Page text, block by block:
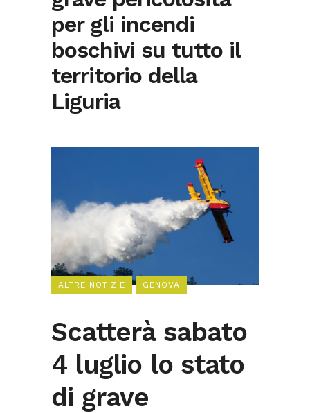
per gli incendi
boschivi su tutto il
territorio della
Liguria
ALTRE NOTIZIE GENOVA
Scatterà sabato
4 luglio lo stato
di grave